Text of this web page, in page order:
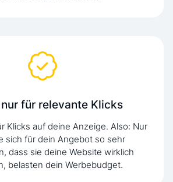
für relevante Klicks
Klicks auf deine Anzeige. Also: Nur
sich für dein Angebot so sehr
dass sie deine Website wirklich
belasten dein Werbebudget.